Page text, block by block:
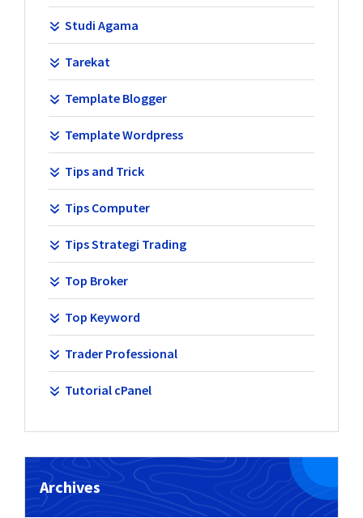
Studi Agama
Tarekat
Template Blogger
Template Wordpress
Tips and Trick
Tips Computer
Tips Strategi Trading
Top Broker
Top Keyword
Trader Professional
Tutorial cPanel
Archives